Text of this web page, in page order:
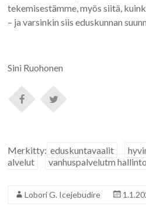
tekemisestämme, myös siitä,
– ja varsinkin siis eduskunnan
Sini Ruohonen
Merkitty: eduskuntavaalit
alvelut
vanhuspalvelutm hallinto
Lobori G. Icejebudire